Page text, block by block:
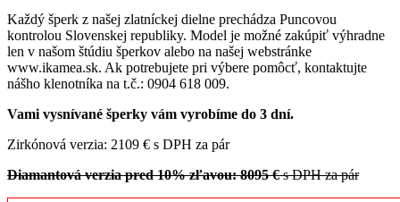
Každý šperk z našej zlatníckej dielne prechádza Puncovou
kontrolou Slovenskej republiky. Model je možné zakúpiť výhradne
len v našom štúdiu šperkov alebo na našej webstránke
www.ikamea.sk. Ak potrebujete pri výbere pomôcť, kontaktujte
nášho klenotníka na t.č.: 0904 618 009.
Vami vysnívané šperky vám vyrobíme do 3 dní.
Zirkónová verzia: 2109 € s DPH za pár
Diamantová verzia pred 10% zľavou: 8095 €s DPH za pár